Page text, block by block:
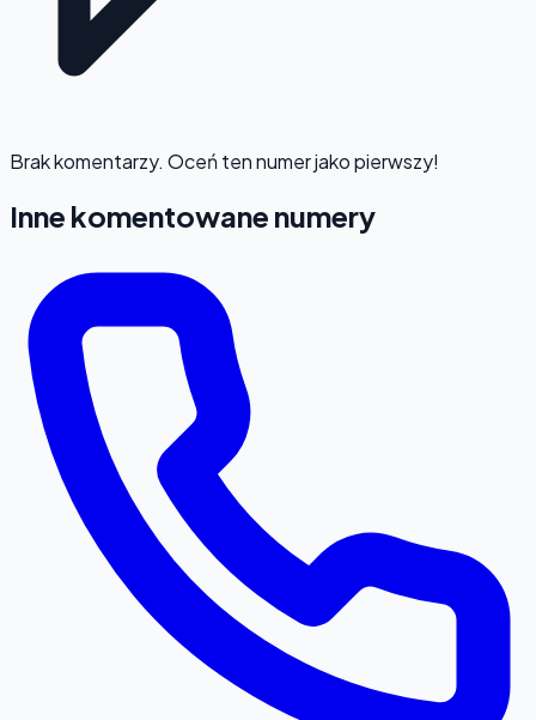
Brak komentarzy. Oceń ten numer jako pierwszy!
Inne komentowane numery